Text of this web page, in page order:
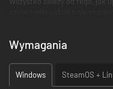
Podczas swojego
faktycznie opiera się jego
której moce zapewniły
Wymagania
Windows SteamOS +